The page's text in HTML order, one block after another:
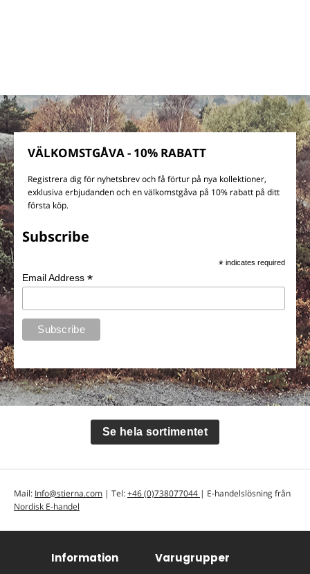
VÄLKOMSTGÅVA - 10% RABATT
Registrera dig för nyhetsbrev och få förtur på nya kollektioner,
exklusiva erbjudanden och en välkomstgåva på 10% rabatt på ditt
första köp.
Subscribe
* indicates required
Email Address*
Se hela sortimentet
Mail: Info@stierna.com | Tel:+46 (0)738077044 | E-handelslösning från
Nordisk E-handel
Information Varugrupper